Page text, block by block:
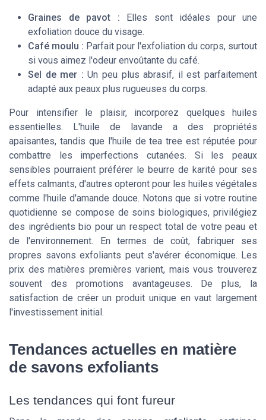
Graines de pavot : Elles sont idéales pour une
exfoliation douce du visage.
Café moulu : Parfait pour l'exfoliation du corps, surtout
si vous aimez l'odeur envoûtante du café.
Sel de mer : Un peu plus abrasif, il est parfaitement
adapté aux peaux plus rugueuses du corps.
Pour intensifier le plaisir, incorporez quelques huiles
essentielles. L'huile de lavande a des propriétés
apaisantes, tandis que l'huile de tea tree est réputée pour
combattre les imperfections cutanées. Si les peaux
sensibles pourraient préférer le beurre de karité pour ses
effets calmants, d'autres opteront pour les huiles végétales
comme l'huile d'amande douce. Notons que si votre routine
quotidienne se compose de soins biologiques, privilégiez
des ingrédients bio pour un respect total de votre peau et
de l'environnement. En termes de coût, fabriquer ses
propres savons exfoliants peut s'avérer économique. Les
prix des matières premières varient, mais vous trouverez
souvent des promotions avantageuses. De plus, la
satisfaction de créer un produit unique en vaut largement
l'investissement initial.
Tendances actuelles en matière
de savons exfoliants
Les tendances qui font fureur